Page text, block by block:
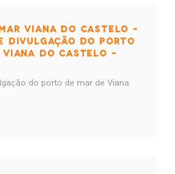
VIANA DO CASTELO –
DIVULGAÇÃO DO PORTO
DO CASTELO –
do porto de mar de Viana